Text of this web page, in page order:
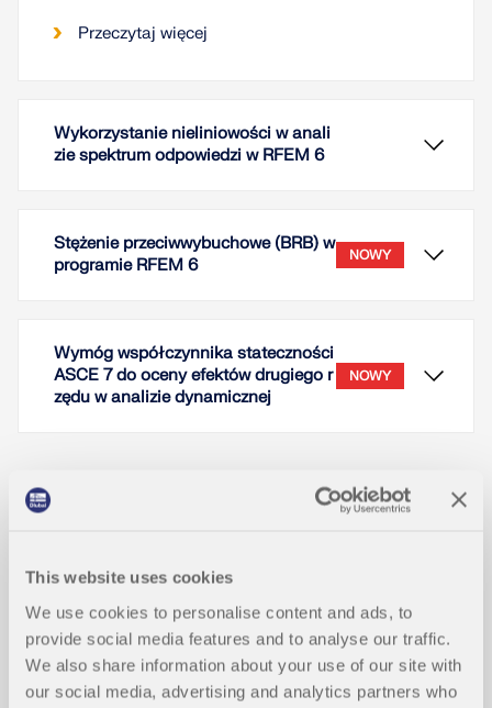
This website uses cookies
We use cookies to personalise content and ads, to
provide social media features and to analyse our traffic.
We also share information about your use of our site with
our social media, advertising and analytics partners who
Przeczytaj więcej
Wykorzystanie nieliniowości w anali
zie spektrum odpowiedzi w RFEM 6
Zarówno analiza drgań własnych, jak i analiza
spektrum odpowiedzi przeprowadzane są na
elementy nieliniowe nie są brane pod uwagę w
rozciągane, podpory nieliniowe lub przeguby
nieliniowe. W tym artykule pokazano, w jaki sposób
można nimi zarządzać w analizie dynamicznej.
Stężenie przeciwwybuchowe (BRB) w
programie RFEM 6
NOWY
Typ pręta Buckling-Restrained Brace (BRB) jest
teraz dostępny w RFEM. Buckling-Restrained Brace
składa się ze stalowego rdzenia (np. płaskownika
lub przekroju krzyżowego) otoczonego osłoną
wypełnioną betonem, zazwyczaj w postaci profilu
Wymóg współczynnika stateczności
ASCE 7 do oceny efektów drugiego r
zędu w analizie dynamicznej
NOWY
Przypisać spektrum odpowiedzi